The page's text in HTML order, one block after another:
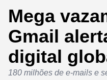
Mega
Gmail
digital
180 milhões de e-mails e